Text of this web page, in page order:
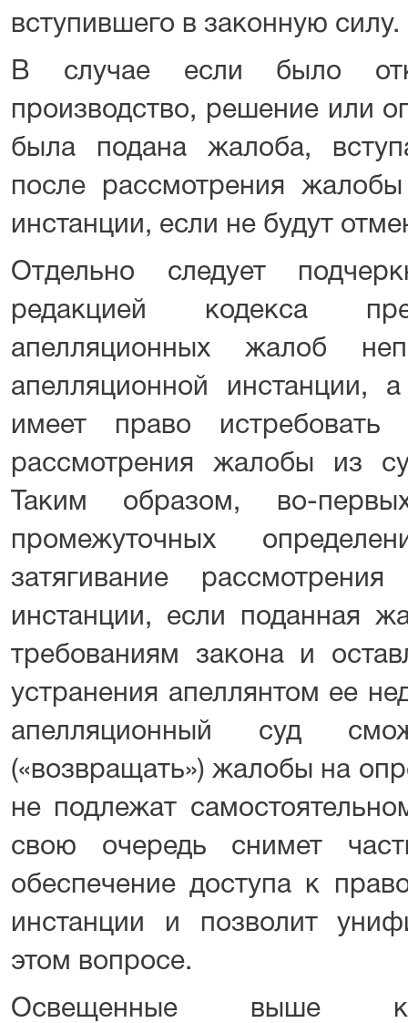
вступившего в законную силу.
В случае если было
производство, решение или
была подана жалоба,
после рассмотрения
инстанции, если не будут
Отдельно следует
редакцией кодекса
апелляционных жалоб
апелляционной инстанции,
имеет право
рассмотрения жалобы из
Таким образом, во-
промежуточных
затягивание
инстанции, если поданная
требованиям закона и
устранения апеллянтом ее
апелляционный суд
(«возвращать») жалобы на
не подлежат
свою очередь снимет
обеспечение доступа к
инстанции и позволит
этом вопросе.
Освещенные выше